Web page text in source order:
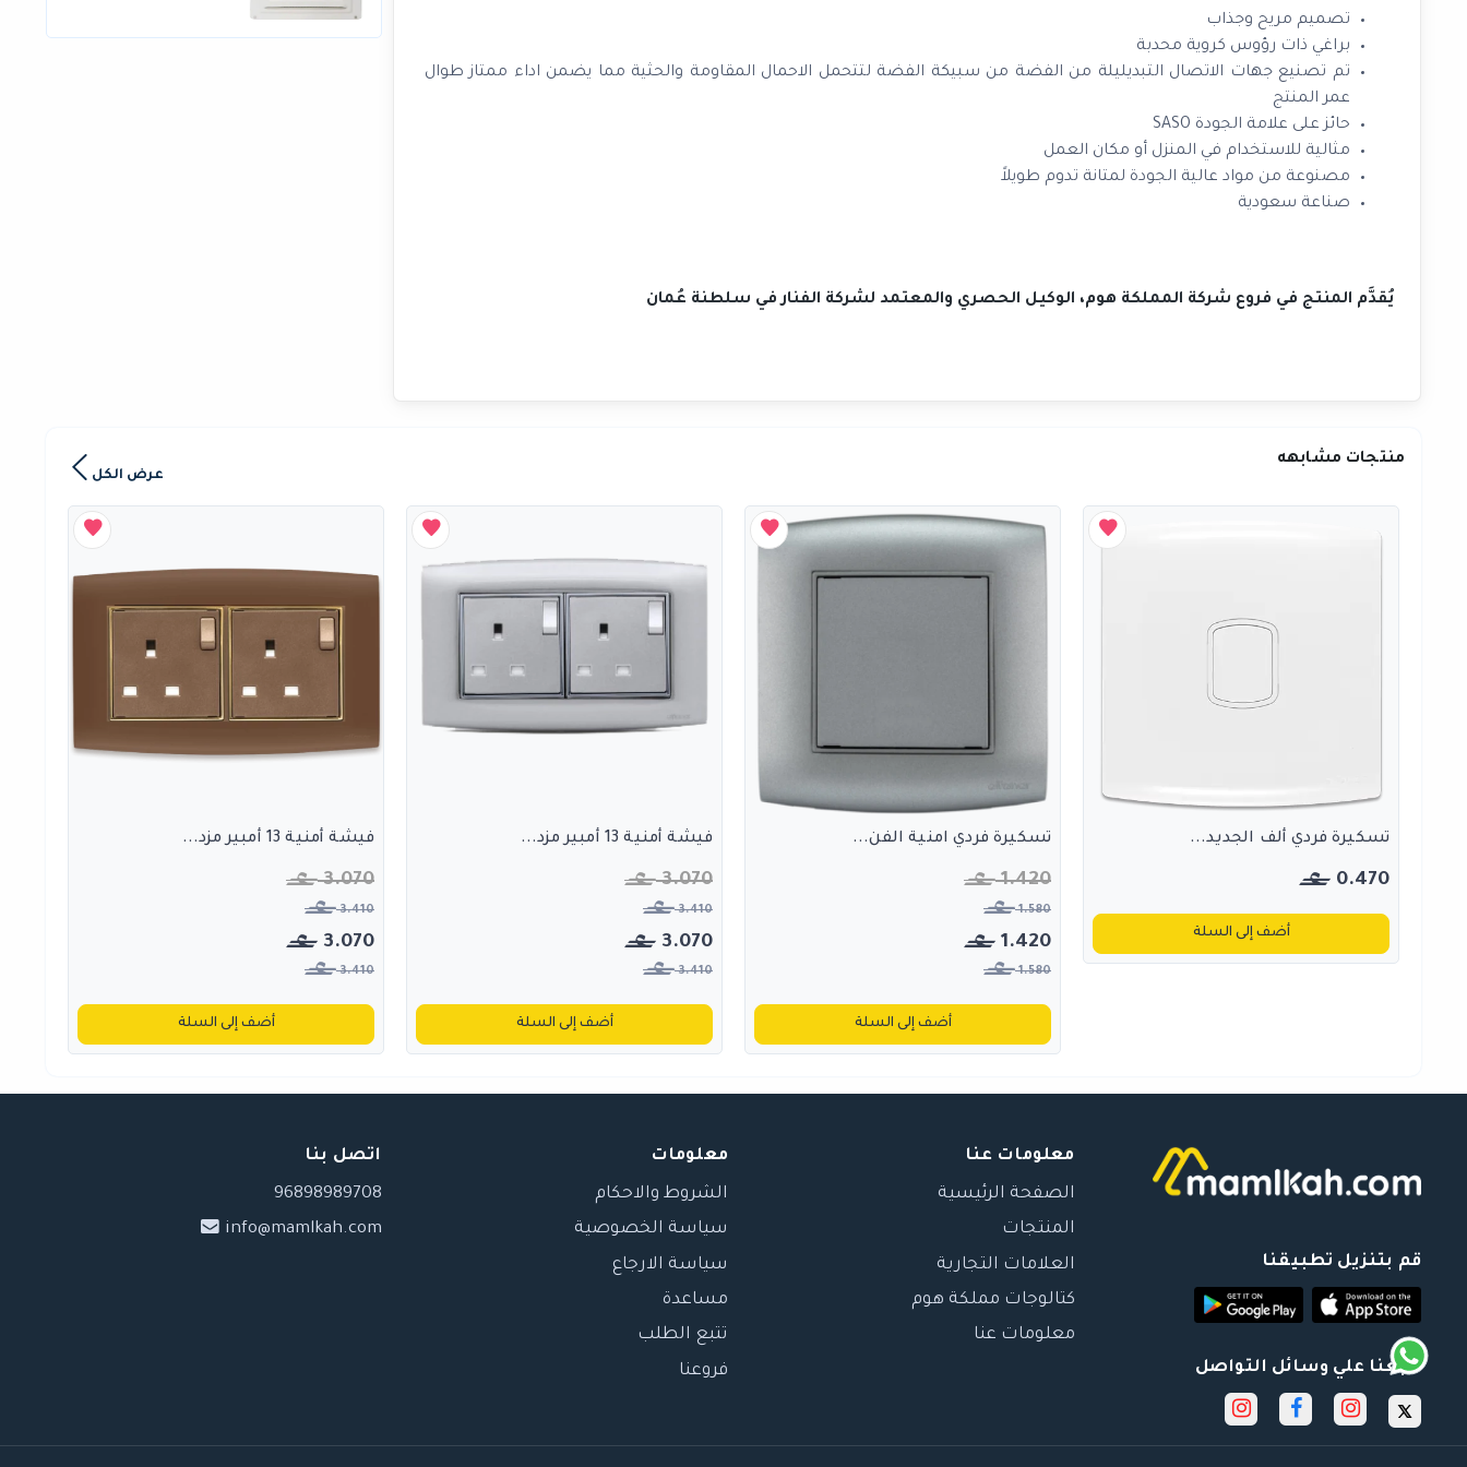
تصميم مريح وجذاب
براغي ذات رؤوس كروية محدبة
تم تصنيع جهات الاتصال التبديليلة من الفضة من سبيكة الفضة لتتحمل الاحمال المقاومة والحثية مما يضمن اداء ممتاز طوال
عمر المنتج
حائز على علامة الجودة SASO
مثالية للاستخدام في المنزل أو مكان العمل
مصنوعة من مواد عالية الجودة لمتانة تدوم طويلاً
صناعة سعودية
يُقدَّم المنتج في فروع شركة المملكة هوم، الوكيل الحصري والمعتمد لشركة الفنار في سلطنة عُمان
منتجات مشابهه
عرض الكل
تسكيرة فردي ألف الجديد...
0.470
أضف إلى السلة
تسكيرة فردي امنية الفن...
1.420
1.580
1.420
1.580
أضف إلى السلة
فيشة أمنية 13 أمبير مزد...
3.070
3.410
3.070
3.410
أضف إلى السلة
فيشة أمنية 13 أمبير مزد...
3.070
3.410
3.070
3.410
أضف إلى السلة
قم بتنزيل تطبيقنا
تابعنا علي وسائل التواصل
معلومات عنا
الصفحة الرئيسية
المنتجات
العلامات التجارية
كتالوجات مملكة هوم
معلومات عنا
معلومات
الشروط والاحكام
سياسة الخصوصية
سياسة الارجاع
مساعدة
تتبع الطلب
فروعنا
اتصل بنا
96898989708
info@mamlkah.com